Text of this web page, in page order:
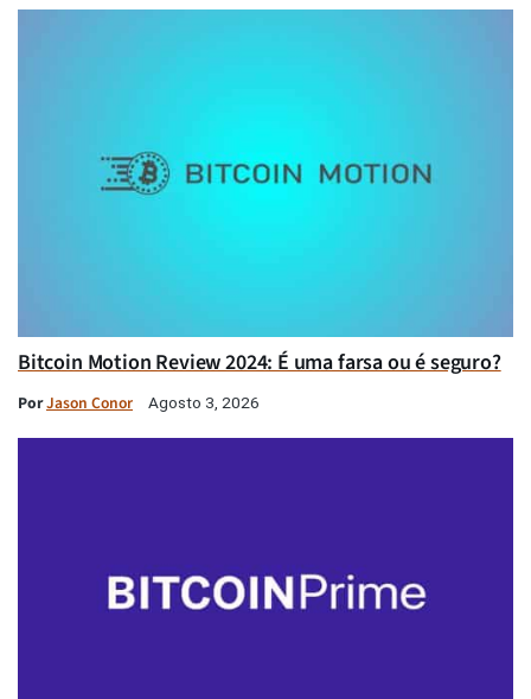
Bitcoin Motion Review 2024: É uma farsa ou é seguro?
PorJason Conor Agosto 3, 2026